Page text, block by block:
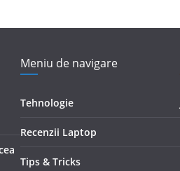
Meniu de navigare
Tehnologie
Recenzii Laptop
Tips & Tricks